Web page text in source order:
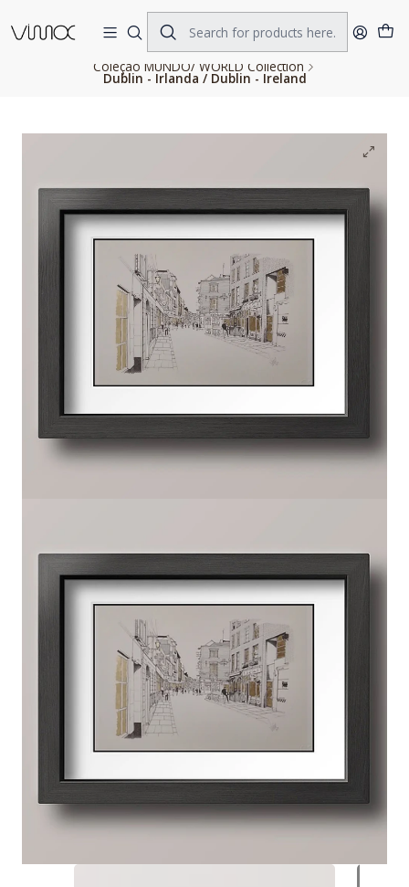
Home FINE ART PRINTS
Coleção MUNDO/ WORLD Collection
Dublin - Irlanda / Dublin - Ireland